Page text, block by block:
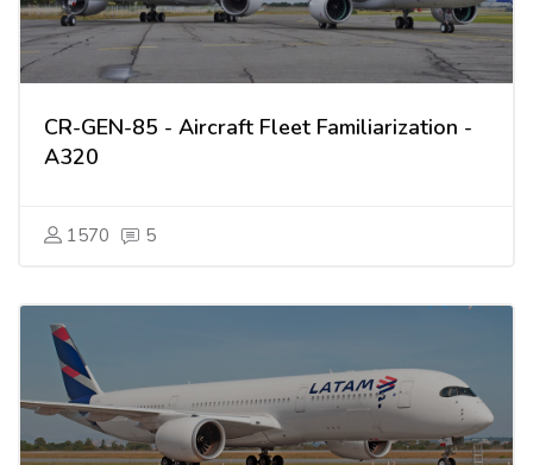
CR-GEN-85 - Aircraft Fleet Familiarization -
A320
1570 5